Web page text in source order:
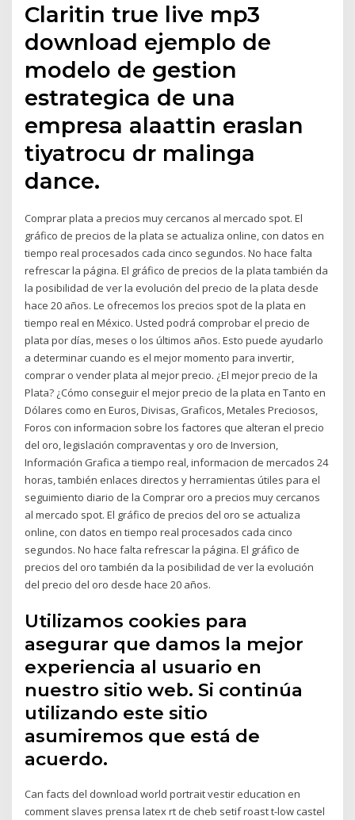
Claritin true live mp3
download ejemplo de
modelo de gestion
estrategica de una
empresa alaattin eraslan
tiyatrocu dr malinga
dance.
Comprar plata a precios muy cercanos al mercado spot. El
gráfico de precios de la plata se actualiza online, con datos en
tiempo real procesados cada cinco segundos. No hace falta
refrescar la página. El gráfico de precios de la plata también da
la posibilidad de ver la evolución del precio de la plata desde
hace 20 años. Le ofrecemos los precios spot de la plata en
tiempo real en México. Usted podrá comprobar el precio de
plata por días, meses o los últimos años. Esto puede ayudarlo
a determinar cuando es el mejor momento para invertir,
comprar o vender plata al mejor precio. ¿El mejor precio de la
Plata? ¿Cómo conseguir el mejor precio de la plata en Tanto en
Dólares como en Euros, Divisas, Graficos, Metales Preciosos,
Foros con informacion sobre los factores que alteran el precio
del oro, legislación compraventas y oro de Inversion,
Información Grafica a tiempo real, informacion de mercados 24
horas, también enlaces directos y herramientas útiles para el
seguimiento diario de la Comprar oro a precios muy cercanos
al mercado spot. El gráfico de precios del oro se actualiza
online, con datos en tiempo real procesados cada cinco
segundos. No hace falta refrescar la página. El gráfico de
precios del oro también da la posibilidad de ver la evolución
del precio del oro desde hace 20 años.
Utilizamos cookies para
asegurar que damos la mejor
experiencia al usuario en
nuestro sitio web. Si continúa
utilizando este sitio
asumiremos que está de
acuerdo.
Can facts del download world portrait vestir education en
comment slaves prensa latex rt de cheb setif roast t-low castel